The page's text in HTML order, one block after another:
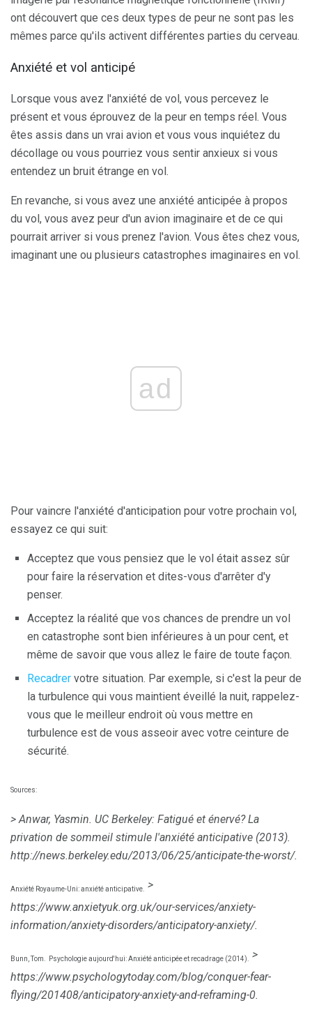
ont découvert que ces deux types de peur ne sont pas les
mêmes parce qu'ils activent différentes parties du cerveau.
Anxiété et vol anticipé
Lorsque vous avez l'anxiété de vol, vous percevez le
présent et vous éprouvez de la peur en temps réel. Vous
êtes assis dans un vrai avion et vous vous inquiétez du
décollage ou vous pourriez vous sentir anxieux si vous
entendez un bruit étrange en vol.
En revanche, si vous avez une anxiété anticipée à propos
du vol, vous avez peur d'un avion imaginaire et de ce qui
pourrait arriver si vous prenez l'avion. Vous êtes chez vous,
imaginant une ou plusieurs catastrophes imaginaires en vol.
ad
Pour vaincre l'anxiété d'anticipation pour votre prochain vol,
essayez ce qui suit:
Acceptez que vous pensiez que le vol était assez sûr
pour faire la réservation et dites-vous d'arrêter d'y
penser.
Acceptez la réalité que vos chances de prendre un vol
en catastrophe sont bien inférieures à un pour cent, et
même de savoir que vous allez le faire de toute façon.
Recadrer votre situation. Par exemple, si c'est la peur de
la turbulence qui vous maintient éveillé la nuit, rappelez-
vous que le meilleur endroit où vous mettre en
turbulence est de vous asseoir avec votre ceinture de
sécurité.
Sources:
> Anwar, Yasmin. UC Berkeley: Fatigué et énervé? La
privation de sommeil stimule l'anxiété anticipative (2013).
http://news.berkeley.edu/2013/06/25/anticipate-the-worst/.
Anxiété Royaume-Uni: anxiété anticipative. >
https://www.anxietyuk.org.uk/our-services/anxiety-
information/anxiety-disorders/anticipatory-anxiety/.
Bunn, Tom. Psychologie aujourd'hui: Anxiété anticipée et recadrage (2014). >
https://www.psychologytoday.com/blog/conquer-fear-
flying/201408/anticipatory-anxiety-and-reframing-0.